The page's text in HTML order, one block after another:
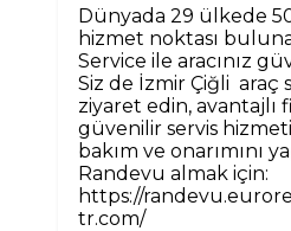
Dünyada 29 ülkede
hizmet noktası
Service ile aracınız
Siz de İzmir Çiğli araç
ziyaret edin, avantajlı
güvenilir servis
bakım ve onarımını
Randevu almak için:
https://
tr.com/